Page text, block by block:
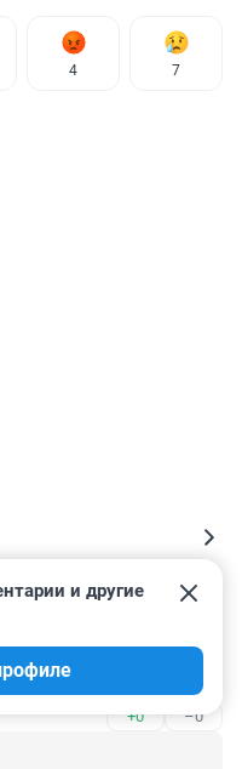
4 7
хлеб -
+0 –0
и другие